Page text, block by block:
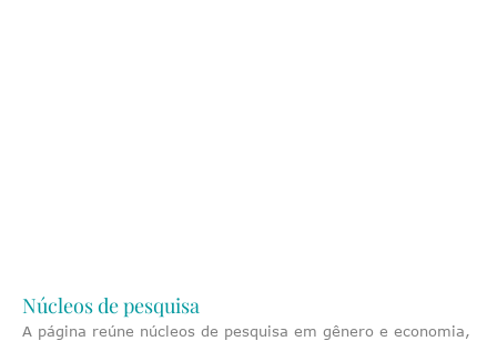
Núcleos de pesquisa
A página reúne núcleos de pesquisa em gênero e economia,